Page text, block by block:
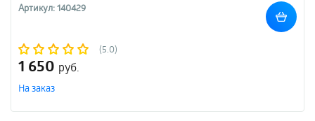
Артикул: 140429
(5.0)
1 650 руб.
На заказ